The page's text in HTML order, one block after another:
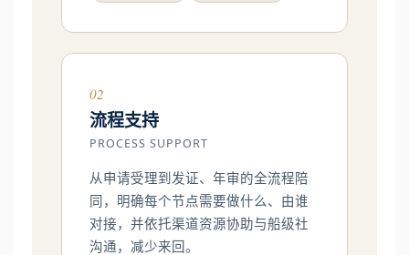
02
流程支持
PROCESS SUPPORT
从申请受理到发证、年审的全流程陪
同，明确每个节点需要做什么、由谁
对接，并依托渠道资源协助与船级社
沟通，减少来回。